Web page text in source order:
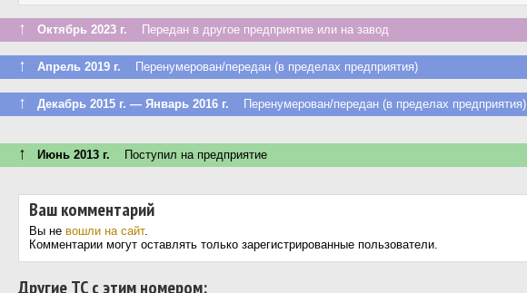
↑ Октябрь 2023 г. Передан в другое предприятие или на завод
↑ Апрель 2019 г. Перенумерован/передан (в пределах предприятия)
↑ Декабрь 2015 г. — Январь 2016 г. Перенумерован/передан (в пределах предприятия)
↑ Июнь 2013 г. Поступил на предприятие
Ваш комментарий
Вы не вошли на сайт.
Комментарии могут оставлять только зарегистрированные пользователи.
Другие ТС с этим номером: